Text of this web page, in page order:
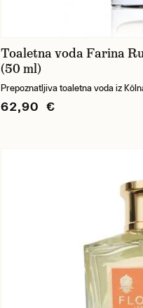
Toaletna voda Farina
(50 ml)
Prepoznatljiva toaletna voda iz
62,90 €